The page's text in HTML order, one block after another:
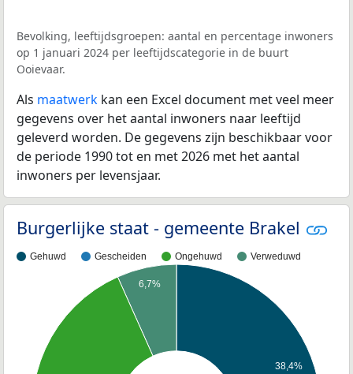
Bevolking, leeftijdsgroepen: aantal en percentage inwoners
op 1 januari 2024 per leeftijdscategorie in de buurt
Ooievaar.
Als maatwerk kan een Excel document met veel meer
gegevens over het aantal inwoners naar leeftijd
geleverd worden. De gegevens zijn beschikbaar voor
de periode 1990 tot en met 2026 met het aantal
inwoners per levensjaar.
Burgerlijke staat - gemeente Brakel
Gehuwd Gescheiden Ongehuwd Verweduwd
38,4%
6,7%